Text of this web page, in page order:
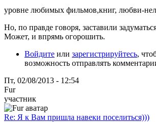
уровне любимых фильмов,книг, любви-
Но, по правде говоря, заставили
Может, и впрямь огорошить.
Войдите или зарегистрируйтесь,
возможность отправлять
Пт, 02/08/2013 - 12:54
Fur
участник
Re: Я к Вам пришла навеки поселиться)))